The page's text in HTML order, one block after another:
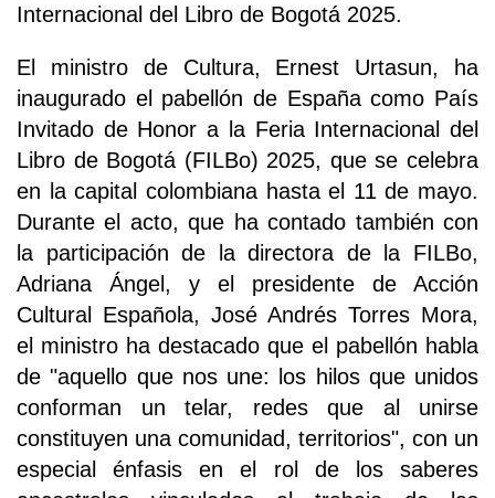
Internacional del Libro de Bogotá 2025.
El ministro de Cultura, Ernest Urtasun, ha
inaugurado el pabellón de España como País
Invitado de Honor a la Feria Internacional del
Libro de Bogotá (FILBo) 2025, que se celebra
en la capital colombiana hasta el 11 de mayo.
Durante el acto, que ha contado también con
la participación de la directora de la FILBo,
Adriana Ángel, y el presidente de Acción
Cultural Española, José Andrés Torres Mora,
el ministro ha destacado que el pabellón habla
de "aquello que nos une: los hilos que unidos
conforman un telar, redes que al unirse
constituyen una comunidad, territorios", con un
especial énfasis en el rol de los saberes